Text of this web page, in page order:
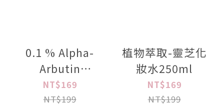
0.1 % Alpha-
Arbutin
Toning250ml
NT$169
NT$199
植物萃取-靈芝化
妝水250ml
NT$169
NT$199